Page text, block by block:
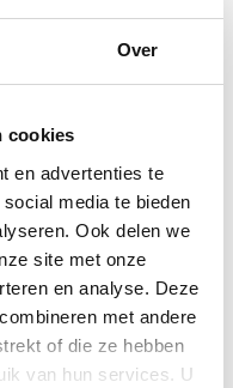
Over
cookies
en advertenties te
media te bieden
Ook delen we
site met onze
en analyse. Deze
met andere
of die ze hebben
van hun services. U
werkt met elke
WL-60T
te bevestigen!
alkaline AA-
vervangen, zelfs
het display en de
aanpassen
60T via een korte
instrument wordt
gitaar of bas. Het is ook
te schaffen voor het